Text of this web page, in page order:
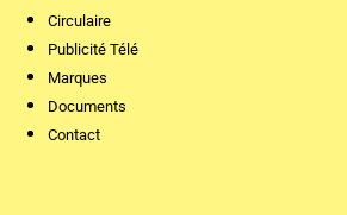
Circulaire
Publicité Télé
Marques
Documents
Contact